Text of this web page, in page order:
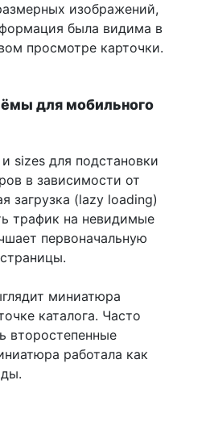
изображений,
была видима в
просмотре карточки.
для мобильного
sizes для подстановки
в зависимости от
загрузка (lazy loading)
трафик на невидимые
первоначальную
миниатюра
каталога. Часто
второстепенные
работала как